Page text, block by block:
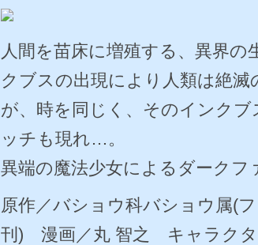
人間を苗床に増殖する、異界の
クブスの出現により人類は絶滅
が、時を同じく、そのインクブ
ッチも現れ…。
異端の魔法少女によるダークフ
原作／バショウ科バショウ属(
刊) 漫画／丸 智之 キャラクタ